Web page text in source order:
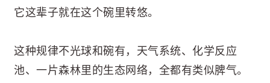
它这辈子就在这个碗里转悠。
这种规律不光球和碗有，天气系统、化学反应
池、一片森林里的生态网络，全都有类似脾气。